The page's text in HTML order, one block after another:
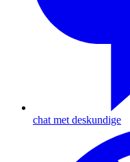
chat met deskundige